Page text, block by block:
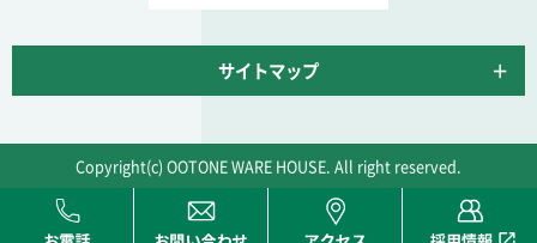
サイトマップ
Copyright(c) OOTONE WARE HOUSE. All right reserved.